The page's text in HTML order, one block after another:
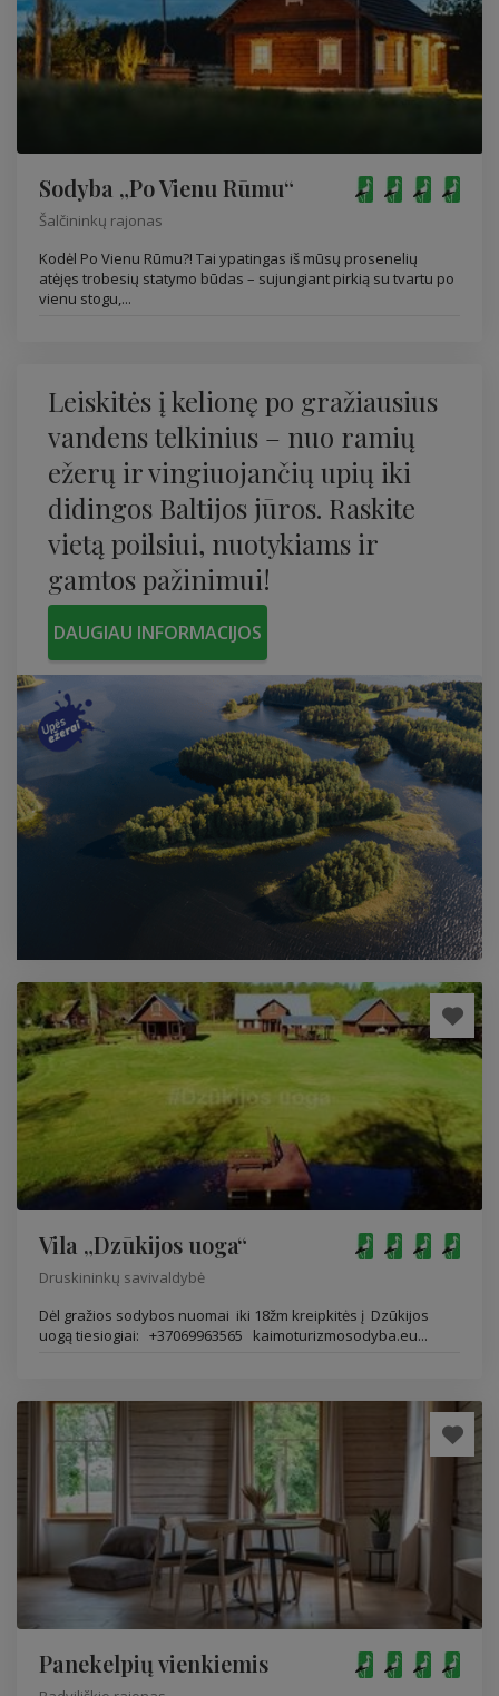
Sodyba „Po Vienu Rūmu“
Šalčininkų rajonas
Kodėl Po Vienu Rūmu?! Tai ypatingas iš mūsų prosenelių
atėjęs trobesių statymo būdas – sujungiant pirkią su tvartu po
vienu stogu,...
Leiskitės į kelionę po gražiausius
vandens telkinius – nuo ​​ramių
ežerų ir vingiuojančių upių iki
didingos Baltijos jūros. Raskite
vietą poilsiui, nuotykiams ir
gamtos pažinimui!
DAUGIAU INFORMACIJOS
Vila „Dzūkijos uoga“
Druskininkų savivaldybė
Dėl gražios sodybos nuomai iki 18žm kreipkitės į Dzūkijos
uogą tiesiogiai: +37069963565 kaimoturizmosodyba.eu...
Panekelpių vienkiemis